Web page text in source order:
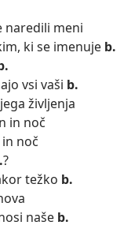
naredili meni
ki se imenuje b.
vsi vaši b.
življenja
in noč
noč
?
težko b.
naše b.